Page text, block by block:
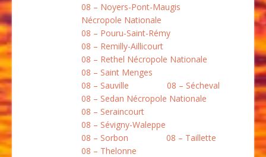
08 – Noyers-Pont-Maugis
Nécropole Nationale
08 – Pouru-Saint-Rémy
08 – Remilly-Aillicourt
08 – Rethel Nécropole Nationale
08 – Saint Menges
08 – Sauville
08 – Sécheval
08 – Sedan Nécropole Nationale
08 – Seraincourt
08 – Sévigny-Waleppe
08 – Sorbon
08 – Taillette
08 – Thelonne